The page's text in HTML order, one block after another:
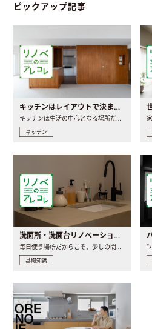
ピックアップ記事
キッチンはレイアウトで決まる。後悔しないための考え方と選び方
キッチンは生活の中心となる場所だからこそ、家の中のどこに置..
キッチン
洗面所・洗面台リノベーションの事例と間取りアイデア
毎日使う場所だからこそ、少しの間取りの工夫や素材の選び方で..
基礎知識